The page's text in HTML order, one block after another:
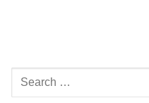
Rechercher
: